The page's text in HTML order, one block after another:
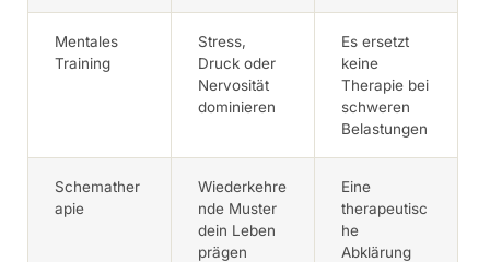
Mentales
Training
Stress,
Druck oder
Nervosität
dominieren
Es ersetzt
keine
Therapie bei
schweren
Belastungen
Schemather
apie
Wiederkehre
nde Muster
dein Leben
prägen
Eine
therapeutisc
he
Abklärung